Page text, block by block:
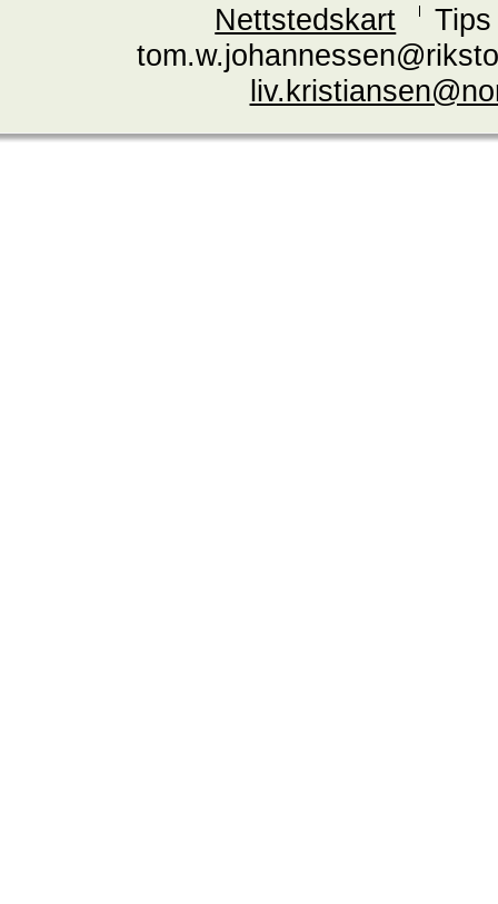
Nettstedskart